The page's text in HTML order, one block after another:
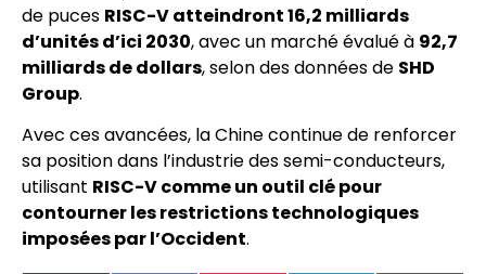
de puces RISC-V atteindront 16,2 milliards
d’unités d’ici 2030, avec un marché évalué à 92,7
milliards de dollars, selon des données de SHD
Group.
Avec ces avancées, la Chine continue de renforcer
sa position dans l’industrie des semi-conducteurs,
utilisant RISC-V comme un outil clé pour
contourner les restrictions technologiques
imposées par l’Occident.